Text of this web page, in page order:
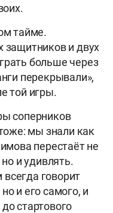
тайме.
защитников и двух
больше через
перекрывали»,
той игры.
соперников
мы знали как
перестаёт не
и удивлять.
всегда говорит
и его самого, и
стартового